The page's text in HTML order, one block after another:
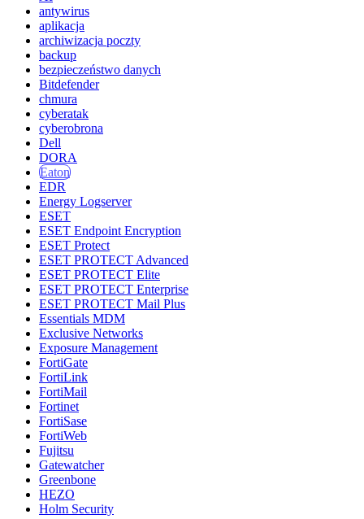
antywirus
aplikacja
archiwizacja poczty
backup
bezpieczeństwo danych
Bitdefender
chmura
cyberatak
cyberobrona
Dell
DORA
Eaton
EDR
Energy Logserver
ESET
ESET Endpoint Encryption
ESET Protect
ESET PROTECT Advanced
ESET PROTECT Elite
ESET PROTECT Enterprise
ESET PROTECT Mail Plus
Essentials MDM
Exclusive Networks
Exposure Management
FortiGate
FortiLink
FortiMail
Fortinet
FortiSase
FortiWeb
Fujitsu
Gatewatcher
Greenbone
HEZO
Holm Security